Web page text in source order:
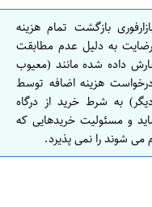
بازگشت تمام هزینه
به دلیل عدم مطابقت
داده شده مانند (معیوب
هزینه اضافه توسط
به شرط خرید از درگاه
و مسئولیت خریدهایی که
می شوند را نمی پذیرد.